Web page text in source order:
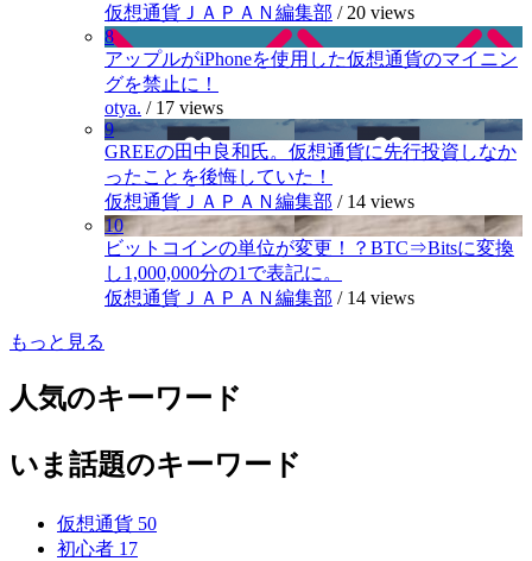
仮想通貨ＪＡＰＡＮ編集部 / 20 views
8
アップルがiPhoneを使用した仮想通貨のマイニン
グを禁止に！
otya. / 17 views
9
GREEの田中良和氏。仮想通貨に先行投資しなか
ったことを後悔していた！
仮想通貨ＪＡＰＡＮ編集部 / 14 views
10
ビットコインの単位が変更！？BTC⇒Bitsに変換
し1,000,000分の1で表記に。
仮想通貨ＪＡＰＡＮ編集部 / 14 views
もっと見る
人気のキーワード
いま話題のキーワード
仮想通貨 50
初心者 17